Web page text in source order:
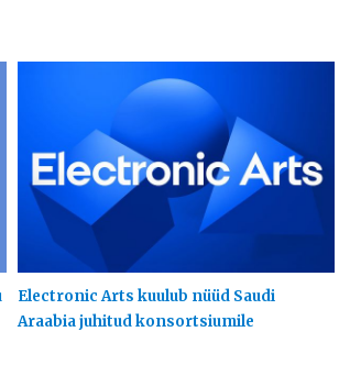
Electronic Arts kuulub nüüd Saudi
Araabia juhitud konsortsiumile